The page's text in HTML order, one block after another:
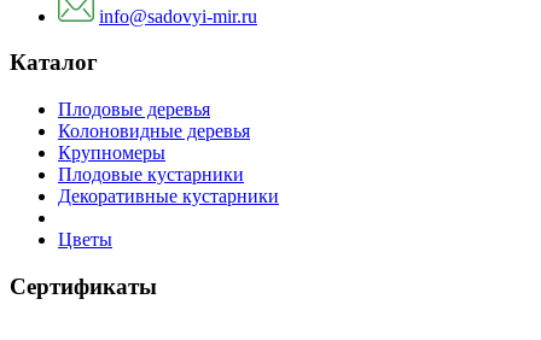
info@sadovyi-mir.ru
Каталог
Плодовые деревья
Колоновидные деревья
Крупномеры
Плодовые кустарники
Декоративные кустарники
Цветы
Сертификаты